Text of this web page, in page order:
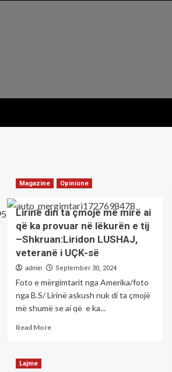
Magazine Opinione
Lirinë din ta çmojë më mirë ai
që ka provuar në lëkurën e tij
–Shkruan:Liridon LUSHAJ,
veteranë i UÇK-së
admin September 30, 2024
Foto e mërgimtarit nga Amerika/foto
nga B.S/ Lirinë askush nuk di ta çmojë
më shumë se ai që e ka...
Read MoreRead
Lajme